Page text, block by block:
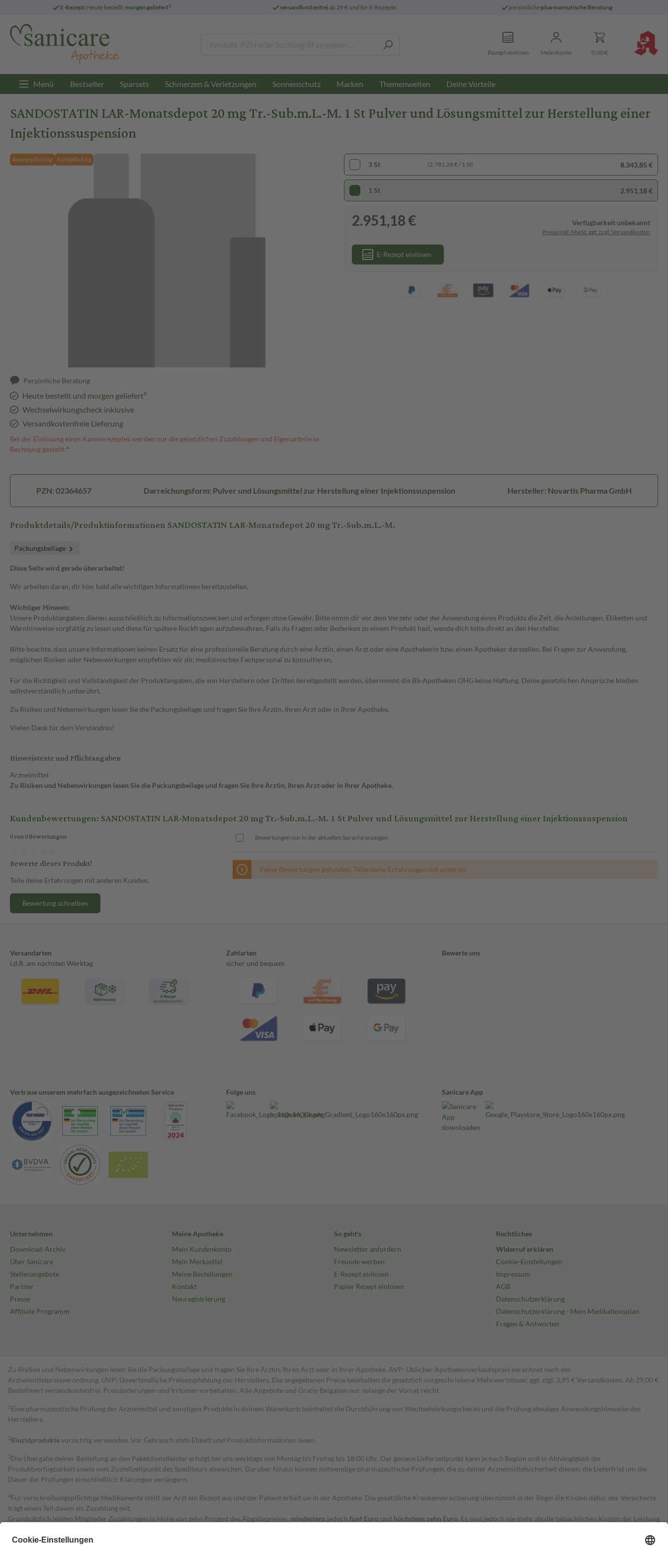
E-Rezept: Heute bestellt, morgen geliefert3 versandkostenfreiab 29 € und für E-Rezepte persönliche pharmazeutische Beratung
Rezept einlösen Mein Konto 0,00 €
Menü Bestseller Sparsets Schmerzen & Verletzungen Sonnenschutz Marken Themenwelten Deine Vorteile
SANDOSTATIN LAR-Monatsdepot 20 mg Tr.-Sub.m.L.-M. 1 St Pulver und Lösungsmittel zur Herstellung einer
Injektionssuspension
Rezeptpflichtig Kühlpflichtig
Persönliche Beratung
Heute bestellt und morgen geliefert³
Wechselwirkungscheck inklusive
Versandkostenfreie Lieferung
Bei der Einlösung eines Kassenrezeptes werden nur die gesetzlichen Zuzahlungen und Eigenanteile in
Rechnung gestellt.⁴
3 St (2.781,28 € / 1 St) 8.343,85 €
1 St 2.951,18 €
2.951,18 € Verfügbarkeit unbekannt
Preise inkl. MwSt. ggf. zzgl. Versandkosten
E-Rezept einlösen
PZN: 02364657 Darreichungsform: Pulver und Lösungsmittel zur Herstellung einer Injektionssuspension Hersteller: Novartis Pharma GmbH
Produktdetails/Produktinformationen SANDOSTATIN LAR-Monatsdepot 20 mg Tr.-Sub.m.L.-M.
Packungsbeilage
Diese Seite wird gerade überarbeitet!
Wir arbeiten daran, dir hier bald alle wichtigen Informationen bereitzustellen.
Wichtiger Hinweis:
Unsere Produktangaben dienen ausschließlich zu Informationszwecken und erfolgen ohne Gewähr. Bitte nimm dir vor dem Verzehr oder der Anwendung eines Produkts die Zeit, die Anleitungen, Etiketten und
Warnhinweise sorgfältig zu lesen und diese für spätere Rückfragen aufzubewahren. Falls du Fragen oder Bedenken zu einem Produkt hast, wende dich bitte direkt an den Hersteller.
Bitte beachte, dass unsere Informationen keinen Ersatz für eine professionelle Beratung durch eine Ärztin, einen Arzt oder eine Apothekerin bzw. einen Apotheker darstellen. Bei Fragen zur Anwendung,
möglichen Risiken oder Nebenwirkungen empfehlen wir dir, medizinisches Fachpersonal zu konsultieren.
Für die Richtigkeit und Vollständigkeit der Produktangaben, die von Herstellern oder Dritten bereitgestellt werden, übernimmt die BS-Apotheken OHG keine Haftung. Deine gesetzlichen Ansprüche bleiben
selbstverständlich unberührt.
Zu Risiken und Nebenwirkungen lesen Sie die Packungsbeilage und fragen Sie Ihre Ärztin, Ihren Arzt oder in Ihrer Apotheke.
Vielen Dank für dein Verständnis!
Hinweistexte und Pflichtangaben
Arzneimittel
Zu Risiken und Nebenwirkungen lesen Sie die Packungsbeilage und fragen Sie Ihre Ärztin, Ihren Arzt oder in Ihrer Apotheke.
Kundenbewertungen: SANDOSTATIN LAR-Monatsdepot 20 mg Tr.-Sub.m.L.-M. 1 St Pulver und Lösungsmittel zur Herstellung einer Injektionssuspension
0 von 0 Bewertungen
Bewerte dieses Produkt!
Teile deine Erfahrungen mit anderen Kunden.
Bewertung schreiben
Bewertungen nur in der aktuellen Sprache anzeigen.
Keine Bewertungen gefunden. Teile deine Erfahrungen mit anderen.
Versandarten
i.d.R. am nächsten Werktag
Zahlarten
sicher und bequem
Bewerte uns
Vertraue unserem mehrfach ausgezeichneten Service Folge uns Sanicare App
Unternehmen
Download-Archiv
Über Sanicare
Stellenangebote
Partner
Presse
Affiliate Programm
Meine Apotheke
Mein Kundenkonto
Mein Merkzettel
Meine Bestellungen
Kontakt
Neuregistrierung
So geht's
Newsletter anfordern
Freunde werben
E-Rezept einlösen
Papier Rezept einlösen
Rechtliches
Widerruf erklären
Cookie-Einstellungen
Impressum
AGB
Datenschutzerklärung
Datenschutzerklärung - Mein Medikationsplan
Fragen & Antworten
Zu Risiken und Nebenwirkungen lesen Sie die Packungsbeilage und fragen Sie Ihre Ärztin, Ihren Arzt oder in Ihrer Apotheke. AVP: Üblicher Apothekenverkaufspreis berechnet nach der
Arzneimittelpreisverordnung. UVP: Unverbindliche Preisempfehlung des Herstellers. Die angegebenen Preise beinhalten die gesetzlich vorgeschriebene Mehrwertsteuer, ggf. zzgl. 3,95 € Versandkosten. Ab 29,00 €
Bestell­wert versand­kosten­frei. Preisänderungen und Irrtümer vorbehalten. Alle Angebote und Gratis-Beigaben nur solange der Vorrat reicht.
1 Eine pharmazeutische Prüfung der Arzneimittel und sonstigen Produkte in deinem Warenkorb beinhaltet die Durchführung von Wechselwirkungschecks und die Prüfung etwaiger Anwendungshinweise des
Herstellers.
2Biozidproduktevorsichtig verwenden. Vor Gebrauch stets Etikett und Produktinformationen lesen.
3Die Übergabe deiner Bestellung an den Paketdienstleister erfolgt bei uns werktags von Montag bis Freitag bis 18:00 Uhr. Der genaue Lieferzeitpunkt kann je nach Region und in Abhängigkeit der
Produktverfügbarkeit sowie vom Zustellzeitpunkt des Spediteurs abweichen. Darüber hinaus können notwendige pharmazeutische Prüfungen, die zu deiner Arzneimittelsicherheit dienen, die Lieferfrist um die
Dauer der Prüfungen einschließlich Klärungen verlängern.
4Für verschreibungspflichtige Medikamente stellt der Arzt ein Rezept aus und der Patient erhält sie in der Apotheke. Die gesetzliche Krankenversicherung übernimmt in der Regel die Kosten dafür, der Versicherte
trägt einen Teil davon als Zuzahlung mit.
Grundsätzlich leisten Mitglieder Zuzahlungen in Höhe von zehn Prozent des Abgabepreises, mindestens jedoch fünf Euro und höchstens zehn Euro. Es sind jedoch nie mehr als die tatsächlichen Kosten der Leistung
Diese Regeln gelten grundsätzlich auch für Online-Apotheken.